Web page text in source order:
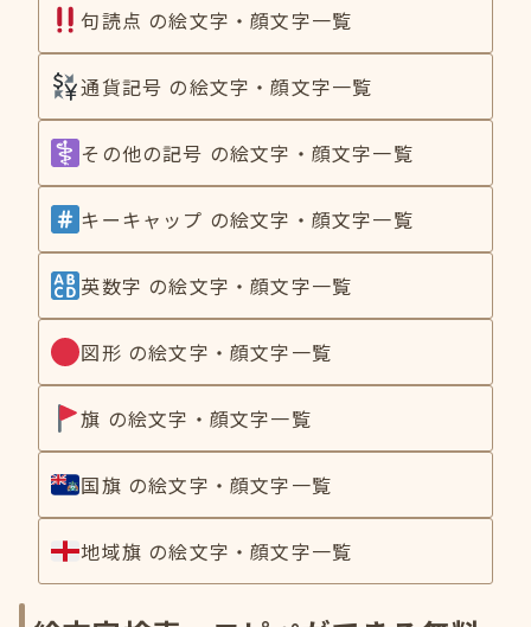
句読点 の絵文字・顔文字一覧
通貨記号 の絵文字・顔文字一覧
その他の記号 の絵文字・顔文字一覧
キーキャップ の絵文字・顔文字一覧
英数字 の絵文字・顔文字一覧
図形 の絵文字・顔文字一覧
旗 の絵文字・顔文字一覧
国旗 の絵文字・顔文字一覧
地域旗 の絵文字・顔文字一覧